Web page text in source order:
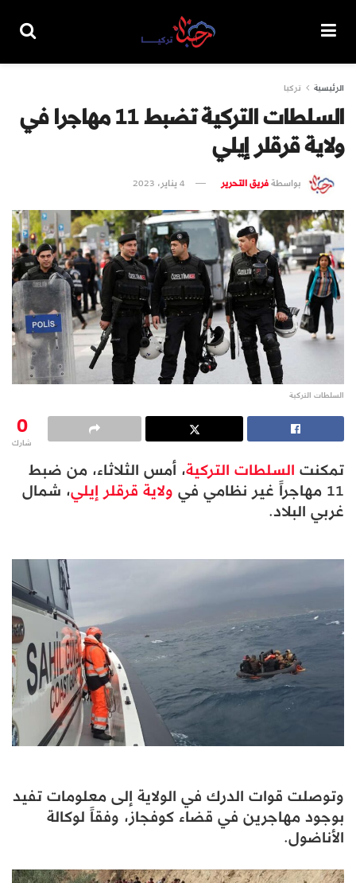
الرئيسية تركيا
السلطات التركية تضبط 11 مهاجرا في
ولاية قرقلر إيلي
بواسطةفريق التحرير 4 يناير، 2023
السلطات التركية
0
شارك
تمكنتالسلطات التركية، أمس الثلاثاء، من ضبط
11 مهاجراً غير نظامي في ولاية قرقلر إيلي، شمال
غربي البلاد.
وتوصلت قوات الدرك في الولاية إلى معلومات تفيد
بوجود مهاجرين في قضاء كوفجاز، وفقاً لوكالة
الأناضول.